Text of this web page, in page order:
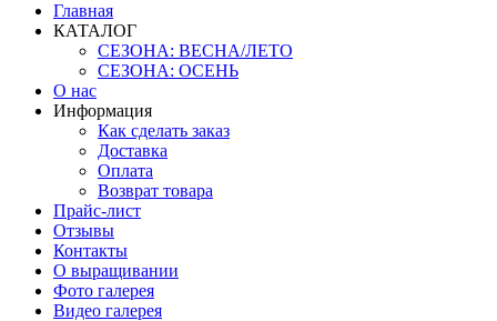
Главная
КАТАЛОГ
СЕЗОНА: ВЕСНА/ЛЕТО
СЕЗОНА: ОСЕНЬ
О нас
Информация
Как сделать заказ
Доставка
Оплата
Возврат товара
Прайс-лист
Отзывы
Контакты
О выращивании
Фото галерея
Видео галерея